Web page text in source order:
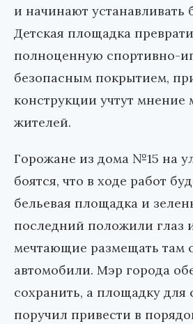
и начинают устанавливать
Детская площадка
полноценную спортивно-
безопасным покрытием,
конструкции учтут мнение
жителей.
Горожане из дома №15 на
боятся, что в ходе работ
бельевая площадка и
последний положили глаз
мечтающие размещать там
автомобили. Мэр города
сохранить, а площадку
поручил привести в